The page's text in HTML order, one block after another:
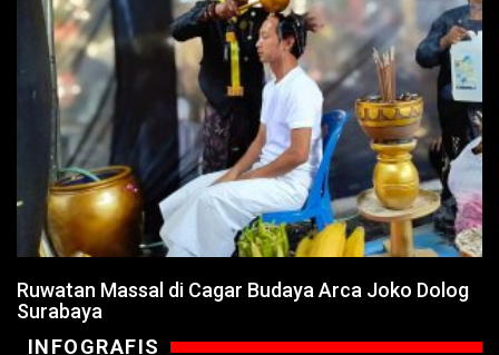
Ruwatan Massal di Cagar Budaya Arca Joko Dolog
Surabaya
INFOGRAFIS